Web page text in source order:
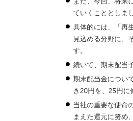
ていくこととしま
具体的には、「再
見込める分野に、
す。
続いて、期末配当
期末配当金につい
き20円を、25円に
当社の重要な使命
まえた還元に努め